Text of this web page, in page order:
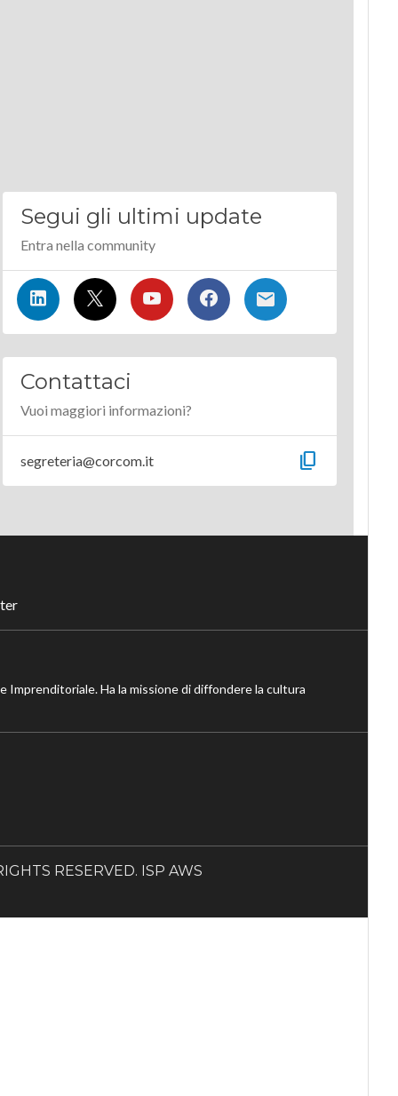
Segui gli ultimi update
Entra nella community
Contattaci
Vuoi maggiori informazioni?
segreteria@corcom.it content_copy
Ha la missione di diffondere la cultura
RESERVED. ISP AWS